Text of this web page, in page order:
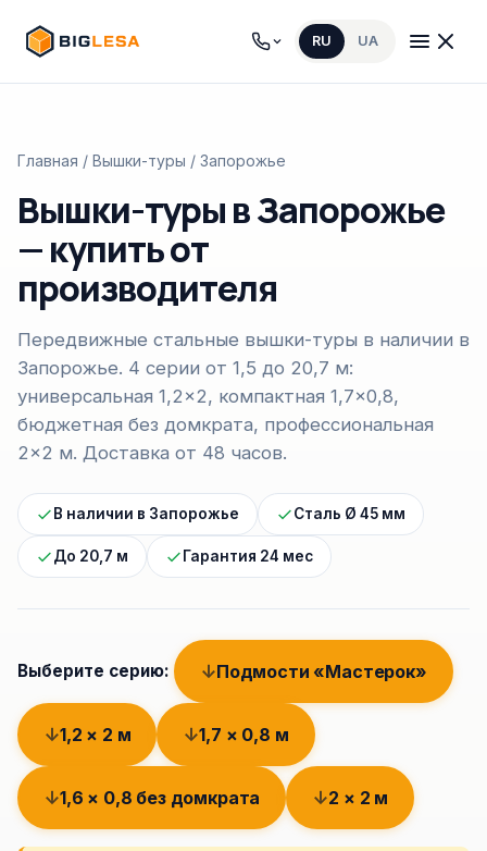
RU UA
Главная / Вышки-туры / Запорожье
Вышки-туры в Запорожье
— купить от
производителя
Передвижные стальные вышки-туры в наличии в
Запорожье. 4 серии от 1,5 до 20,7 м:
универсальная 1,2×2, компактная 1,7×0,8,
бюджетная без домкрата, профессиональная
2×2 м. Доставка от 48 часов.
В наличии в Запорожье Сталь Ø 45 мм
До 20,7 м Гарантия 24 мес
Выберите серию: Подмости «Мастерок»
1,2 × 2 м 1,7 × 0,8 м
1,6 × 0,8 без домкрата 2 × 2 м